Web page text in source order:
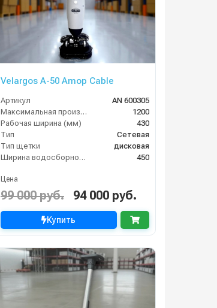
Velargos A-50 Amop Cable
Артикул
AN 600305
Максимальная производительность (кв.м/час)
1200
Рабочая ширина (мм)
430
Тип
Сетевая
Тип щетки
дисковая
Ширина водосборной рейки
450
Цена
99 000 руб. 94 000 руб.
Купить